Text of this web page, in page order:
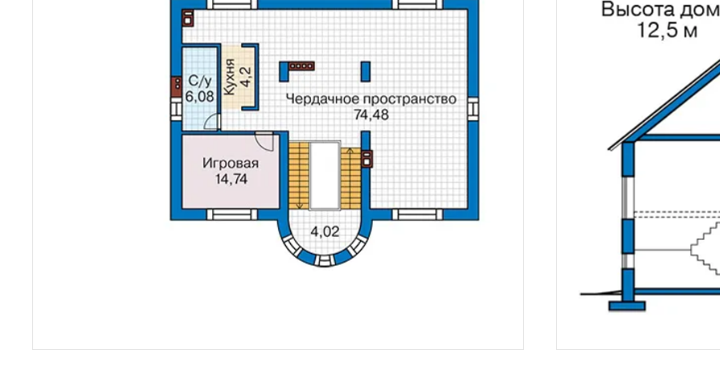
ПОИСК
УЗНАТЬ ТОЧНУЮ СТОИМОСТЬ СТРОИТЕЛЬСТВА
Telegram MAX